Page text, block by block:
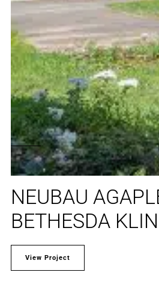
NEUBAU
BETHESDA
View Project